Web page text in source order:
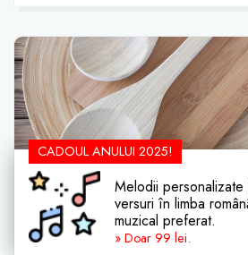
GĂTIT
CADOUL ANULUI 2025!
Melodii
versuri în limba
muzical preferat.
» Doar 99 lei.